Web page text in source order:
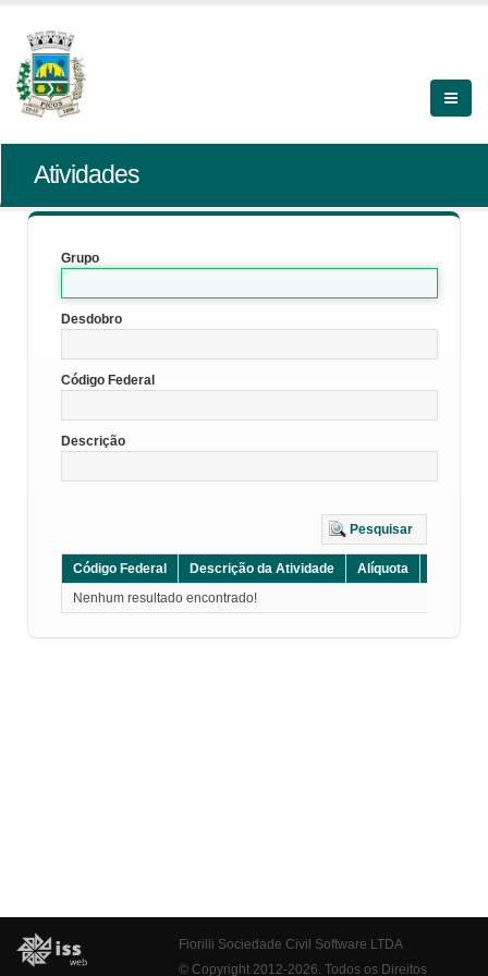
Atividades
Grupo
Desdobro
Código Federal
Descrição
Pesquisar
Código Federal Descrição da Atividade Alíquota
Nenhum resultado encontrado!
Fiorilli Sociedade Civil Software LTDA
© Copyright 2012-2026. Todos os Direitos